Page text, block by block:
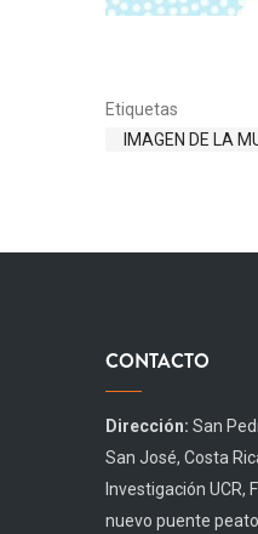
Etiquetas
IMAGEN DE LA
CONTACTO
Dirección: San
San José, Costa
Investigación UCR,
nuevo puente